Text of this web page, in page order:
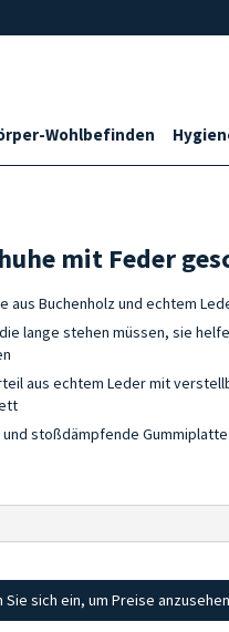
Wohlbefinden
mit Feder
aus Buchenholz und echtem
lange stehen müssen, sie
aus echtem Leder mit
stoßdämpfende Gummiplatte
Sie sich ein, um Preise